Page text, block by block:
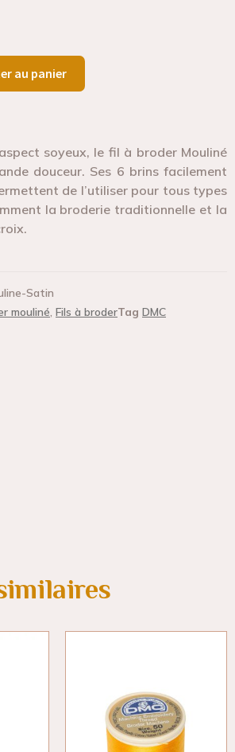
au panier
soyeux, le fil à broder Mouliné
douceur. Ses 6 brins facilement
de l’utiliser pour tous types
la broderie traditionnelle et la
Satin
mouliné, Fils à broderTag DMC